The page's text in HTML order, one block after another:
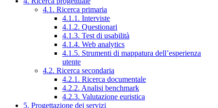
4.1. Ricerca primaria
4.1.1. Interviste
4.1.2. Questionari
4.1.3. Test di usabilità
4.1.4. Web analytics
4.1.5. Strumenti di mappatura dell’esperienza
utente
4.2. Ricerca secondaria
4.2.1. Ricerca documentale
4.2.2. Analisi benchmark
4.2.3. Valutazione euristica
5. Progettazione dei servizi